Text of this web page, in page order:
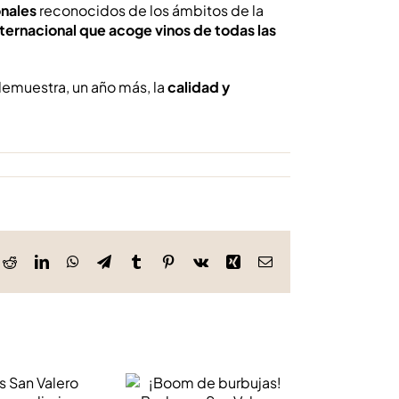
reconocidos de los ámbitos de la
que acoge vinos de todas las
un año más, lacalidad y
RedditLinkedInWhatsApp
TelegramTumblr Pinterest
Vk Xing Correo
San
una
burbujas! Bodegas